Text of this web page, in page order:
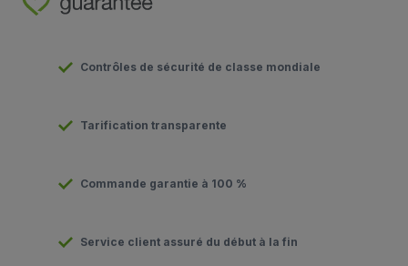
Contrôles de sécurité de classe mondiale
Tarification transparente
Commande garantie à 100 %
Service client assuré du début à la fin